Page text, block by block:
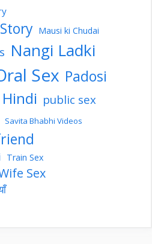
Mausi ki Chudai
Nangi Ladki
Sex Padosi
public sex
Savita Bhabhi Videos
Train Sex
Sex